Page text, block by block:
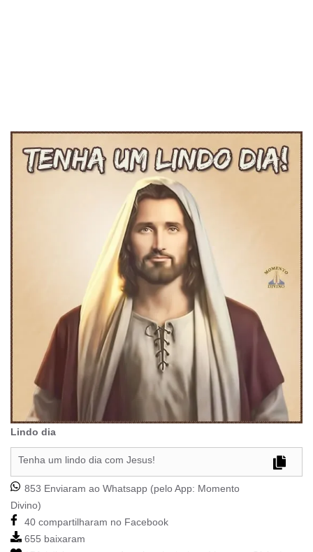
Lindo dia
Tenha um lindo dia com Jesus!
853 Enviaram ao Whatsapp (pelo App: Momento
Divino)
40 compartilharam no Facebook
655 baixaram